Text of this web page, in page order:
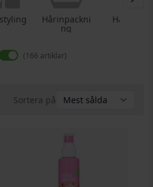
Hårinpackni
ng
Hårolja
166 artiklar
Sortera på